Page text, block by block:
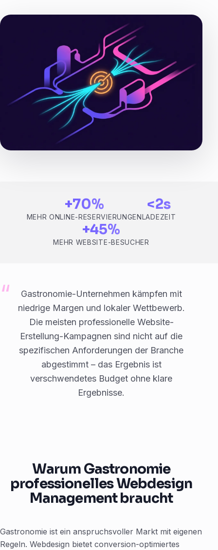
+70%
MEHR ONLINE-RESERVIERUNGEN
<2s
LADEZEIT
+45%
MEHR WEBSITE-BESUCHER
Gastronomie-Unternehmen kämpfen mit
niedrige Margen und lokaler Wettbewerb.
Die meisten professionelle Website-
Erstellung-Kampagnen sind nicht auf die
spezifischen Anforderungen der Branche
abgestimmt – das Ergebnis ist
verschwendetes Budget ohne klare
Ergebnisse.
Warum Gastronomie
professionelles Webdesign
Management braucht
Gastronomie ist ein anspruchsvoller Markt mit eigenen
Regeln. Webdesign bietet conversion-optimiertes